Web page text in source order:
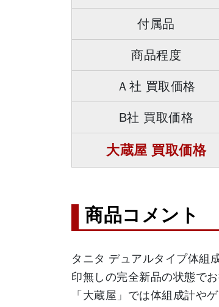
付属品
商品程度
Ａ社 買取価格
B社 買取価格
大蔵屋 買取価格
商品コメント
タニタ デュアルタイプ体組
印無しの完全新品の状態で
「大蔵屋」では体組成計や